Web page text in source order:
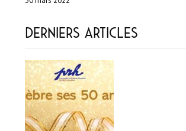
Derniers articles